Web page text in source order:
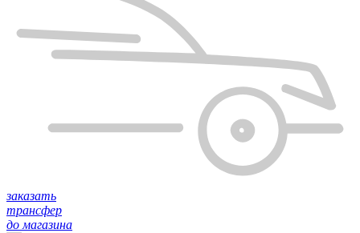
заказать
трансфер
до магазина